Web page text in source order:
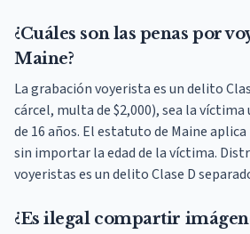
¿Cuáles son las penas por
Maine?
La grabación voyerista es un delito
cárcel, multa de $2,000), sea la
de 16 años. El estatuto de Maine
sin importar la edad de la víctima.
voyeristas es un delito Clase D
¿Es ilegal compartir